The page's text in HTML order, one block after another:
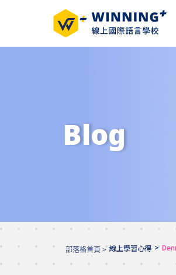
Blog
部落格首頁 > 線上學習心得 >